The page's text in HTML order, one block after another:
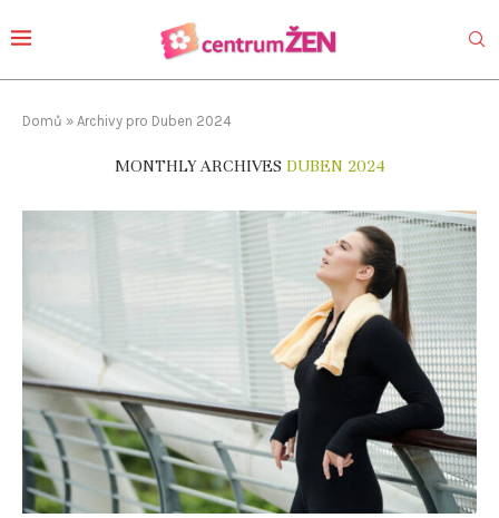
Domů » Archivy pro Duben 2024
MONTHLY ARCHIVES DUBEN 2024